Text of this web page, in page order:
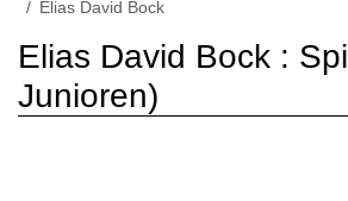
Elias David Bock
Elias David Bock :
Junioren)